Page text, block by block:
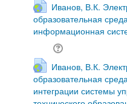
Иванов, В.К.
образовательная
информационная
Иванов, В.К.
образовательная
интеграции системы